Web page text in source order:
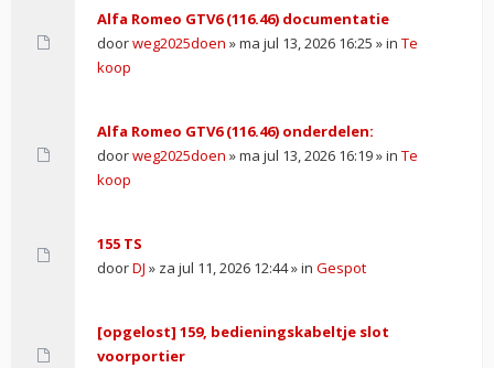
Alfa Romeo GTV6 (116.46) documentatie
doorweg2025doen » ma jul 13, 2026 16:25 » in Te
koop
Alfa Romeo GTV6 (116.46) onderdelen:
doorweg2025doen » ma jul 13, 2026 16:19 » in Te
koop
155 TS
doorDJ » za jul 11, 2026 12:44 » in Gespot
[opgelost] 159, bedieningskabeltje slot
voorportier